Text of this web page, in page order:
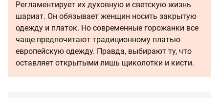
Регламентирует их духовную и светскую жизнь
шариат. Он обязывает женщин носить закрытую
одежду и платок. Но современные горожанки все
чаще предпочитают традиционному платью
европейскую одежду. Правда, выбирают ту, что
оставляет открытыми лишь щиколотки и кисти.